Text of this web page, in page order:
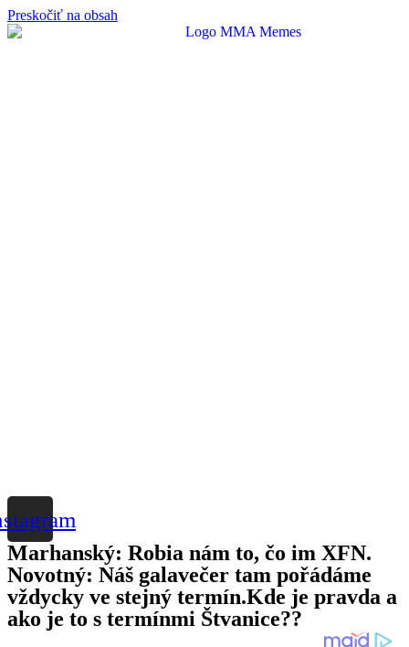
Preskočiť na obsah
Marhanský: Robia nám to, čo im XFN.
Novotný: Náš galavečer tam pořádáme
vždycky ve stejný termín.Kde je pravda a
ako je to s termínmi Štvanice??